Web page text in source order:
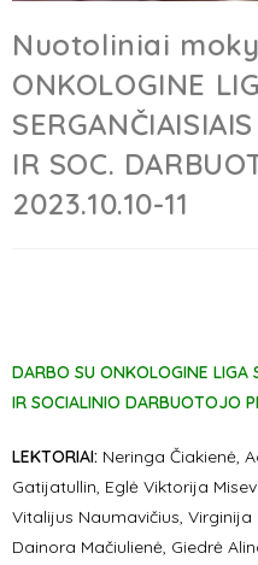
Nuotoliniai
ONKOLOGINE
IR SOC.
2023.10.10-11
DARBO SU ONKOLOGINE LIGA
IR SOCIALINIO DARBUOTOJO
LEKTORIAI: Neringa Čiakienė,
Gatijatullin, Eglė Viktorija
Vitalijus Naumavičius,
Dainora Mačiulienė, Giedrė